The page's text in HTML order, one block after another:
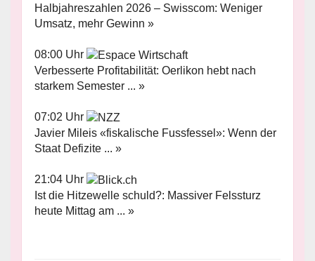
Halbjahreszahlen 2026 – Swisscom: Weniger
Umsatz, mehr Gewinn »
08:00 Uhr
Verbesserte Profitabilität: Oerlikon hebt nach
starkem Semester ... »
07:02 Uhr
Javier Mileis «fiskalische Fussfessel»: Wenn der
Staat Defizite ... »
21:04 Uhr
Ist die Hitzewelle schuld?: Massiver Felssturz
heute Mittag am ... »